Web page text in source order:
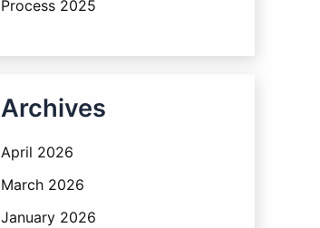
Process 2025
Archives
April 2026
March 2026
January 2026